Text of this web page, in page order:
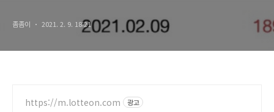
좀좀이 2021. 2. 9. 18:21
https://m.lotteon.com 광고